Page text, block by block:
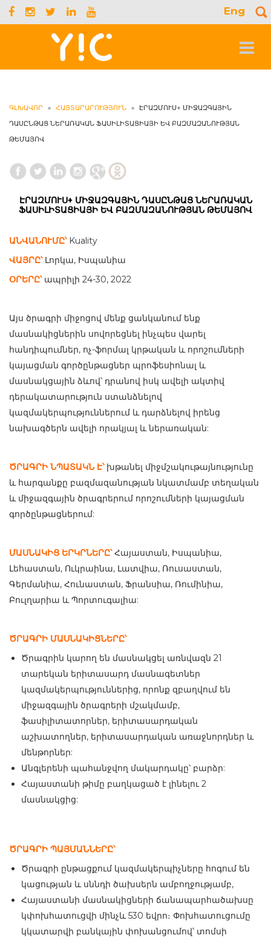
Eng
Toggle
ԳԼԽԱՎՈՐ » ՀԱՅՏԱՐԱՐՈՒԹՅՈՒՆ »
ԷՐԱԶՄՈՒՍ+ ՄԻՋԱԶԳԱՅԻՆ
ԴԱՍԸՆԹԱՑ ՆԵՐԱՌԱԿԱՆ ՖԱՍԻԼԻՏԱՑԻԱՅԻ ԵՎ ԲԱԶՄԱԶԱՆՈՒԹՅԱՆ
ԹԵՄԱՅՈՎ
ԷՐԱԶՄՈՒՍ+ ՄԻՋԱԶԳԱՅԻՆ ԴԱՍԸՆԹԱՑ ՆԵՐԱՌԱԿԱՆ
ՖԱՍԻԼԻՏԱՑԻԱՅԻ ԵՎ ԲԱԶՄԱԶԱՆՈՒԹՅԱՆ ԹԵՄԱՅՈՎ
ԱՆՎԱՆՈՒՄԸ՝Kuality
ՎԱՅՐԸ՝Լորկա, Իսպանիա
ՕՐԵՐԸ՝ապրիլի 24-30, 2022
Այս ծրագրի միջոցով մենք ցանկանում ենք
մասնակիցներին սովորեցնել ինչպես վարել
հանդիպումներ, ոչ-ֆորմալ կրթական և որոշումների
կայացման գործընթացներ պրոֆեսիոնալ և
մասնակցային ձևով՝ դրանով իսկ ավելի ակտիվ
դերակատարություն ստանձնելով
կազմակերպություններում և դարձնելով իրենց
նախագծերն ավելի որակյալ և ներառական:
ԾՐԱԳՐԻ ՆՊԱՏԱԿՆ Է՝խթանել միջմշակութայնությունը
և հարգանքը բազմազանության նկատմամբ տեղական
և միջազգային ծրագրերում որոշումների կայացման
գործընթացներում:
ՄԱՍՆԱԿԻՑ ԵՐԿՐՆԵՐԸ՝Հայաստան, Իսպանիա,
Լեհաստան, Ուկրաինա, Լատվիա, Ռուսաստան,
Գերմանիա, Հունաստան, Ֆրանսիա, Ռումինիա,
Բուլղարիա և Պորտուգալիա:
ԾՐԱԳՐԻ ՄԱՍՆԱԿԻՑՆԵՐԸ՝
Ծրագրին կարող են մասնակցել առնվազն 21
տարեկան երիտասարդ մասնագետներ
կազմակերպություններից, որոնք զբաղվում են
միջազգային ծրագրերի մշակմամբ,
ֆասիլիտատորներ, երիտասարդական
աշխատողներ, երիտասարդական առաջնորդներ և
մենթորներ:
Անգլերենի պահանջվող մակարդակը՝ բարձր:
Հայաստանի թիմը բաղկացած է լինելու 2
մասնակցից:
ԾՐԱԳՐԻ ՊԱՅՄԱՆՆԵՐԸ՝
Ծրագրի ընթացքում կազմակերպիչները հոգում են
կացության և սննդի ծախսերն ամբողջությամբ,
Հայաստանի մասնակիցների ճանապարհածախսը
կփոխհատուցվի մինչև 530 եվրո։ Փոխհատուցումը
կկատարվի բանկային փոխանցումով՝ տոմսի